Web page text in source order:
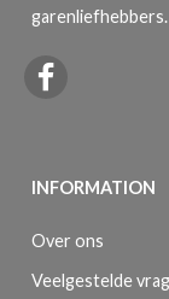
garenliefhebbers.
INFORMATION
Over ons
Veelgestelde